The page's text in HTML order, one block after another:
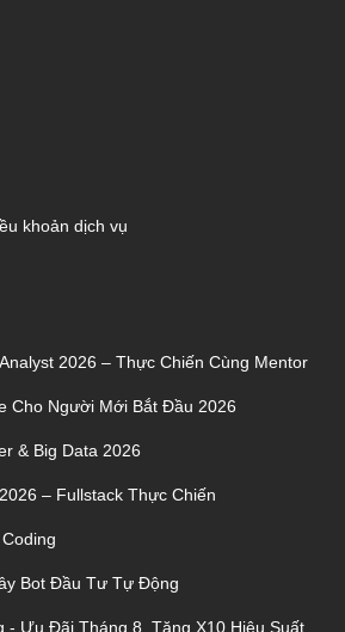
khoản dịch vụ
2026 – Thực Chiến Cùng Mentor
Cho Người Mới Bắt Đầu 2026
& Big Data 2026
– Fullstack Thực Chiến
Bot Đầu Tư Tự Động
- Ưu Đãi Tháng 8, Tăng X10 Hiệu Suất